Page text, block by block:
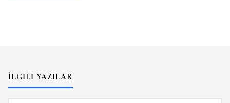
İLGILI YAZILAR